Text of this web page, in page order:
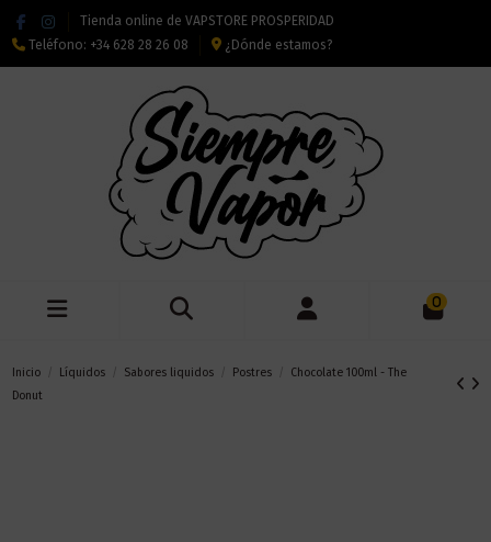
Tienda online de VAPSTORE PROSPERIDAD
Teléfono: +34 628 28 26 08 ¿Dónde estamos?
0
Inicio Líquidos Sabores liquidos Postres
Chocolate 100ml - The
Donut